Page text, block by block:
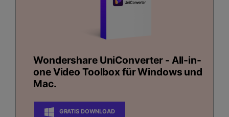
Wondershare UniConverter - All-in-
one Video Toolbox für Windows und
Mac.
GRATIS DOWNLOAD